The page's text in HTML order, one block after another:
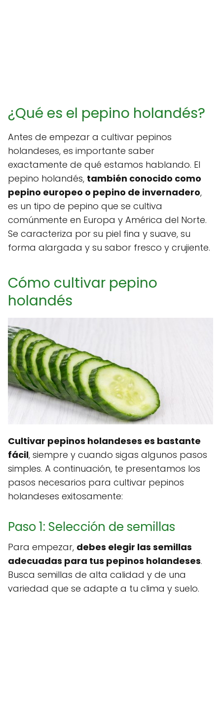
¿Qué es el pepino holandés?
Antes de empezar a cultivar pepinos
holandeses, es importante saber
exactamente de qué estamos hablando. El
pepino holandés, también conocido como
pepino europeo o pepino de invernadero,
es un tipo de pepino que se cultiva
comúnmente en Europa y América del Norte.
Se caracteriza por su piel fina y suave, su
forma alargada y su sabor fresco y crujiente.
Cómo cultivar pepino
holandés
Cultivar pepinos holandeses es bastante
fácil, siempre y cuando sigas algunos pasos
simples. A continuación, te presentamos los
pasos necesarios para cultivar pepinos
holandeses exitosamente:
Paso 1: Selección de semillas
Para empezar, debes elegir las semillas
adecuadas para tus pepinos holandeses.
Busca semillas de alta calidad y de una
variedad que se adapte a tu clima y suelo.